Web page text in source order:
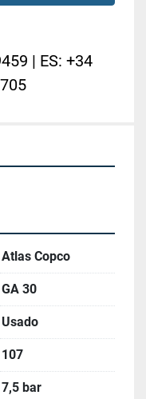
| ES: +34
Atlas Copco
GA 30
Usado
107
7,5 bar